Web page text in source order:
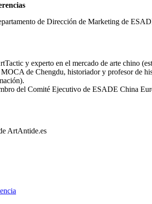
de Dirección de Marketing de
y experto en el mercado de arte chino
de Chengdu, historiador y profesor de
del Comité Ejecutivo de ESADE China
ArtAntide.es